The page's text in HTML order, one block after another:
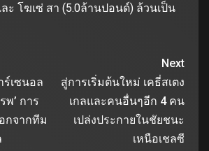
ะ โฆเซ่ สา (5.0ล้านปอนด์) ล้วนเป็น
ร์เซนอล
พ’ การ
กจากทีม
Next
สู่การเริ่มต้นใหม่ เคธี่สเตง
เกลและคนอื่นๆอีก 4 คน
เปล่งประกายในชัยชนะ
เหนือเชลซี